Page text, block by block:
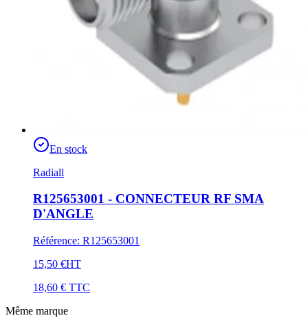
En stock
Radiall
R125653001 - CONNECTEUR RF SMA
D'ANGLE
Référence: R125653001
15,50 €HT
18,60 € TTC
Même marque